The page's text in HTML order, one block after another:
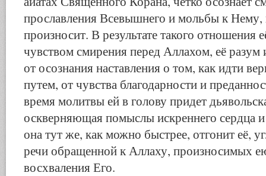
прославления Всевышнего и мольбы к Нему,
произносит. В результате такого отношения
чувством смирения перед Аллахом, её разум
от осознания наставления о том, как идти
путем, от чувства благодарности и
время молитвы ей в голову придет
оскверняющая помыслы искреннего сердца и
она тут же, как можно быстрее, отгонит её,
речи обращенной к Аллаху, произносимых
восхваления Его.